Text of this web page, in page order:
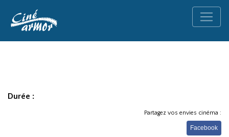
Durée :
Partagez vos envies cinéma :
Facebook